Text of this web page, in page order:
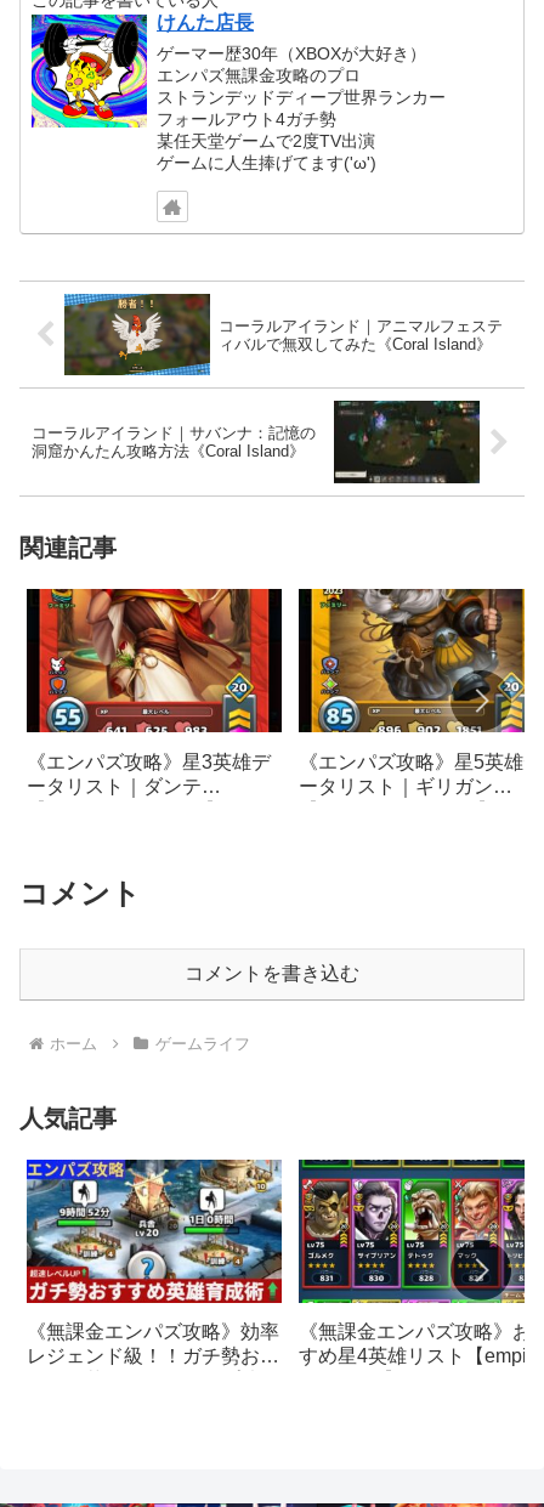
けんた店長
ゲーマー歴30年（XBOXが大好き）
エンパズ無課金攻略のプロ
ストランデッドディープ世界ランカー
フォールアウト4ガチ勢
某任天堂ゲームで2度TV出演
ゲームに人生捧げてます('ω')
コーラルアイランド｜アニマルフェステ
ィバルで無双してみた《Coral Island》
コーラルアイランド｜サバンナ：記憶の
洞窟かんたん攻略方法《Coral Island》
関連記事
《エンパズ攻略》星3英雄デ
ータリスト｜ダンテ
《エンパズ攻略》星5英雄デ
ータリスト｜ギリガン
コメント
コメントを書き込む
ホーム ゲームライフ
人気記事
《無課金エンパズ攻略》効率
レジェンド級！！ガチ勢おす
《無課金エンパズ攻略》お
すめ星4英雄リスト【